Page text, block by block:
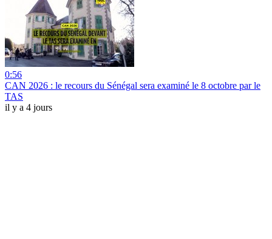
0:56
CAN 2026 : le recours du Sénégal sera examiné le 8 octobre par le
TAS
il y a 4 jours